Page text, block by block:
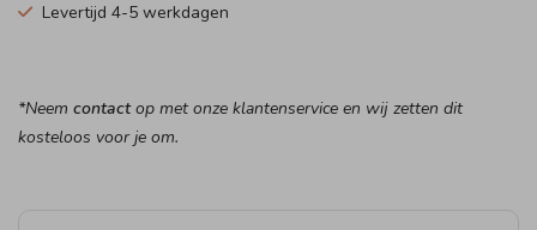
Levertijd 4-5 werkdagen
*Neem contactop met onze klantenservice en wij zetten dit
kosteloos voor je om.